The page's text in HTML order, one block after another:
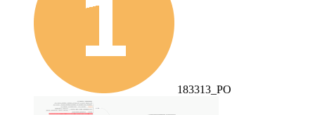
183313_PO